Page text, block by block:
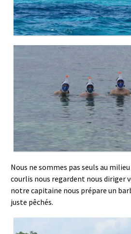
Nous ne sommes pas seuls au
courlis nous regardent nous diriger
notre capitaine nous prépare un
juste pêchés.